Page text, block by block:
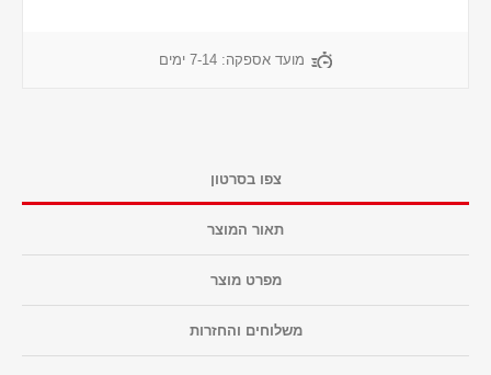
מועד אספקה: 7-14 ימים
צפו בסרטון
תאור המוצר
מפרט מוצר
משלוחים והחזרות